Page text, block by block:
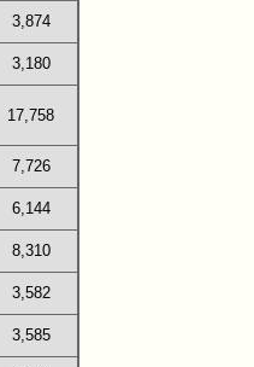
3,874
3,180
17,758
7,726
6,144
8,310
3,582
3,585